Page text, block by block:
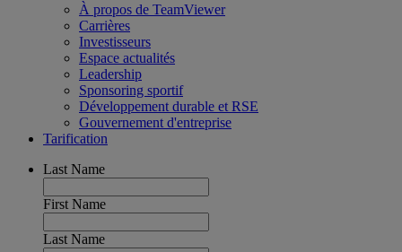
À propos de TeamViewer
Carrières
Investisseurs
Espace actualités
Leadership
Sponsoring sportif
Développement durable et RSE
Gouvernement d'entreprise
Tarification
Last Name
First Name
Last Name